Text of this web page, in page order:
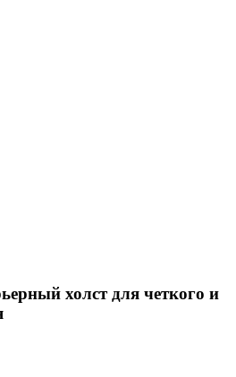
холст для четкого и